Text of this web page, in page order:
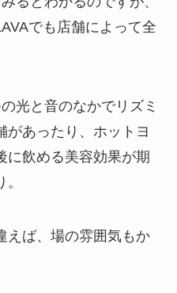
でも店舗によって全
光と音のなかでリズミ
があったり、ホットヨ
に飲める美容効果が期
えば、場の雰囲気もか